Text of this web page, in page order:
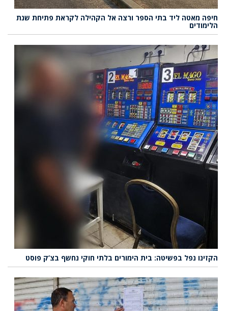
חיפה מאטה ליד בתי הספר ורצה אל הקהילה לקראת פתיחת שנת
הלימודים
הקזינו נפל בפשיטה: בית הימורים בלתי חוקי נחשף בצ’ק פוסט